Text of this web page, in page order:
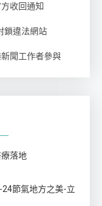
收回通知
鎖違法網站
聞工作者參與
落地
24節氣地方之美-立